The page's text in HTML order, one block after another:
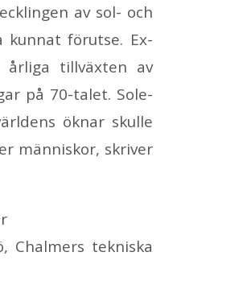
av sol- och
kun­nat för­ut­se. Ex­
år­li­ga till­väx­ten av
på 70-ta­let. So­le­
ök­nar skul­le
män­ni­skor, skri­ver
Chal­mers tek­nis­ka